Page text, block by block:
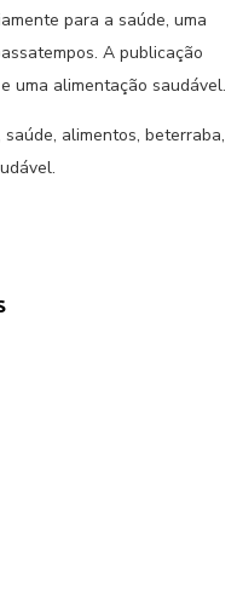
para a saúde, uma
A publicação
uma alimentação saudável.
alimentos, beterraba,